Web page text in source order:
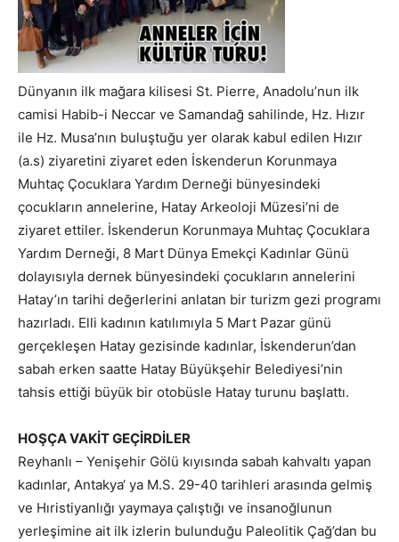
Dünyanın ilk mağara kilisesi St. Pierre, Anadolu’nun ilk
camisi Habib-i Neccar ve Samandağ sahilinde, Hz. Hızır
ile Hz. Musa’nın buluştuğu yer olarak kabul edilen Hızır
(a.s) ziyaretini ziyaret eden İskenderun Korunmaya
Muhtaç Çocuklara Yardım Derneği bünyesindeki
çocukların annelerine, Hatay Arkeoloji Müzesi’ni de
ziyaret ettiler. İskenderun Korunmaya Muhtaç Çocuklara
Yardım Derneği, 8 Mart Dünya Emekçi Kadınlar Günü
dolayısıyla dernek bünyesindeki çocukların annelerini
Hatay’ın tarihi değerlerini anlatan bir turizm gezi programı
hazırladı. Elli kadının katılımıyla 5 Mart Pazar günü
gerçekleşen Hatay gezisinde kadınlar, İskenderun’dan
sabah erken saatte Hatay Büyükşehir Belediyesi’nin
tahsis ettiği büyük bir otobüsle Hatay turunu başlattı.
HOŞÇA VAKİT GEÇİRDİLER
Reyhanlı – Yenişehir Gölü kıyısında sabah kahvaltı yapan
kadınlar, Antakya‘ ya M.S. 29-40 tarihleri arasında gelmiş
ve Hıristiyanlığı yaymaya çalıştığı ve insanoğlunun
yerleşimine ait ilk izlerin bulunduğu Paleolitik Çağ’dan bu